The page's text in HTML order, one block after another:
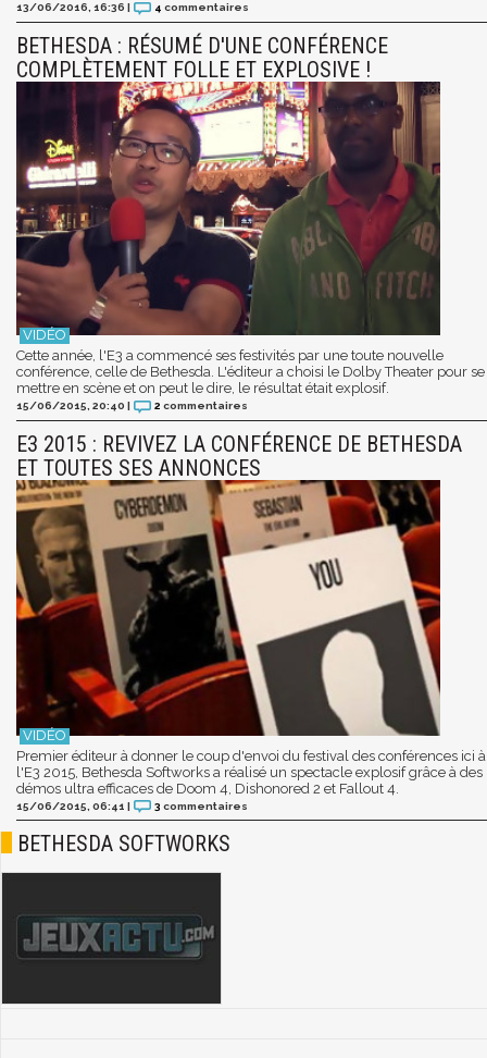
13/06/2016, 16:36 | 4 commentaires
BETHESDA : RÉSUMÉ D'UNE CONFÉRENCE
COMPLÈTEMENT FOLLE ET EXPLOSIVE !
Cette année, l'E3 a commencé ses festivités par une toute nouvelle
conférence, celle de Bethesda. L'éditeur a choisi le Dolby Theater pour se
mettre en scène et on peut le dire, le résultat était explosif.
15/06/2015, 20:40 | 2 commentaires
E3 2015 : REVIVEZ LA CONFÉRENCE DE BETHESDA
ET TOUTES SES ANNONCES
Premier éditeur à donner le coup d'envoi du festival des conférences ici à
l'E3 2015, Bethesda Softworks a réalisé un spectacle explosif grâce à des
démos ultra efficaces de Doom 4, Dishonored 2 et Fallout 4.
15/06/2015, 06:41 | 3 commentaires
BETHESDA SOFTWORKS